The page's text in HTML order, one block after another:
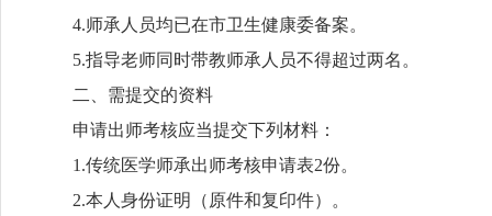
4.师承人员均已在市卫生健康委备案。
5.指导老师同时带教师承人员不得超过两名。
二、需提交的资料
申请出师考核应当提交下列材料：
1.传统医学师承出师考核申请表2份。
2.本人身份证明（原件和复印件）。